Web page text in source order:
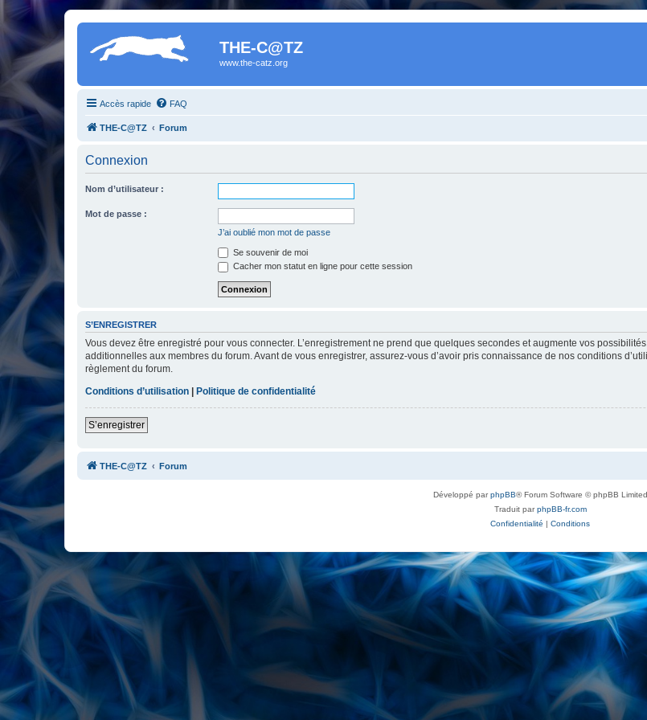
THE-C@TZ
www.the-catz.org
Accès rapide FAQ
THE-C@TZ Forum
Connexion
Nom d’utilisateur :
Mot de passe :
J’ai oublié mon mot de passe
Se souvenir de moi
Cacher mon statut en ligne pour cette session
S’ENREGISTRER
Vous devez être enregistré pour vous connecter. L’enregistrement ne prend que quelques secondes et augmente vos
additionnelles aux membres du forum. Avant de vous enregistrer, assurez-vous d’avoir pris connaissance de nos conditions
règlement du forum.
Conditions d’utilisation
Politique de confidentialité
S’enregistrer
THE-C@TZ Forum
Développé parphpBB® Forum Software © phpBB Limited
Traduit parphpBB-fr.com
Confidentialité | Conditions